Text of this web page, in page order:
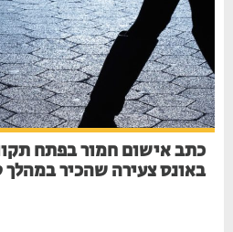
כתב אישום חמור בפתח
באונס צעירה שהכיר במהלך